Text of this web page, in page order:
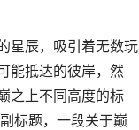
星辰，吸引着无数玩
能抵达的彼岸，然
之上不同高度的标
标题，一段关于巅